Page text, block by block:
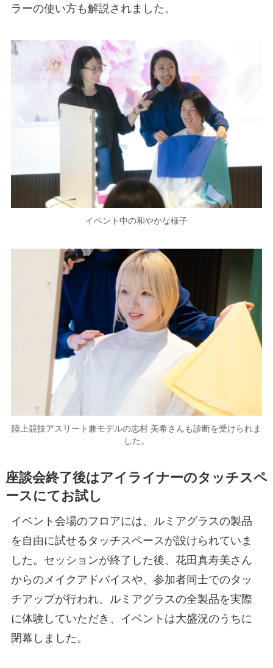
ラーの使い方も解説されました。
イベント中の和やかな様子
陸上競技アスリート兼モデルの志村 美希さんも診断を受けられま
した。
座談会終了後はアイライナーのタッチスペ
ースにてお試し
イベント会場のフロアには、ルミアグラスの製品
を自由に試せるタッチスペースが設けられていま
した。セッションが終了した後、花田真寿美さん
からのメイクアドバイスや、参加者同士でのタッ
チアップが行われ、ルミアグラスの全製品を実際
に体験していただき、イベントは大盛況のうちに
閉幕しました。